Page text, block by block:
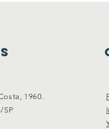
1960.
SP